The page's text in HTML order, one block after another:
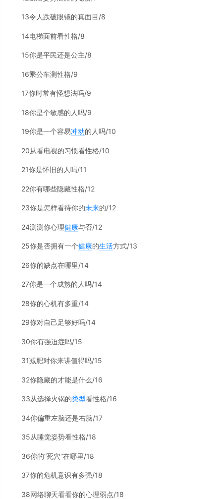
13令人跌破眼镜的真面目/8
14电梯面前看性格/8
15你是平民还是公主/8
16乘公车测性格/9
17你时常有怪想法吗/9
18你是个敏感的人吗/9
19你是一个容易冲动的人吗/10
20从看电视的习惯看性格/10
21你是怀旧的人吗/11
22你有哪些隐藏性格/12
23你是怎样看待你的未来的/12
24测测你心理健康与否/12
25你是否拥有一个健康的生活方式/13
26你的缺点在哪里/14
27你是一个成熟的人吗/14
28你的心机有多重/14
29你对自己足够好吗/14
30你有强迫症吗/15
31减肥对你来讲值得吗/15
32你隐藏的才能是什么/16
33从选择火锅的类型看性格/16
34你偏重左脑还是右脑/17
35从睡觉姿势看性格/18
36你的“死穴”在哪里/18
37你的危机意识有多强/18
38网络聊天看看你的心理弱点/18